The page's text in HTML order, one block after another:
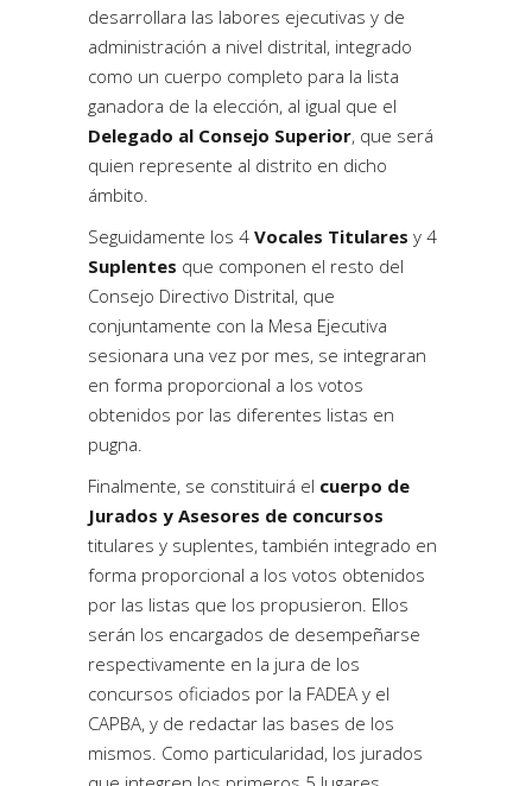
desarrollara las labores ejecutivas y de
administración a nivel distrital, integrado
como un cuerpo completo para la lista
ganadora de la elección, al igual que el
Delegado al Consejo Superior, que será
quien represente al distrito en dicho
ámbito.
Seguidamente los 4 Vocales Titulares y 4
Suplentes que componen el resto del
Consejo Directivo Distrital, que
conjuntamente con la Mesa Ejecutiva
sesionara una vez por mes, se integraran
en forma proporcional a los votos
obtenidos por las diferentes listas en
pugna.
Finalmente, se constituirá el cuerpo de
Jurados y Asesores de concursos
titulares y suplentes, también integrado en
forma proporcional a los votos obtenidos
por las listas que los propusieron. Ellos
serán los encargados de desempeñarse
respectivamente en la jura de los
concursos oficiados por la FADEA y el
CAPBA, y de redactar las bases de los
mismos. Como particularidad, los jurados